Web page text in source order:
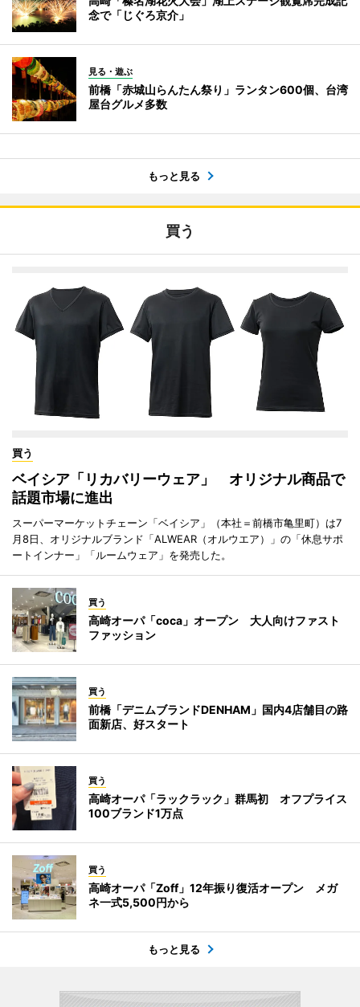
念で「じぐろ京介」
見る・遊ぶ
前橋「赤城山らんたん祭り」ランタン600個、台湾
屋台グルメ多数
もっと見る
買う
買う
ベイシア「リカバリーウェア」 オリジナル商品で
話題市場に進出
スーパーマーケットチェーン「ベイシア」（本社＝前橋市亀里町）は7
月8日、オリジナルブランド「ALWEAR（オルウエア）」の「休息サポ
ートインナー」「ルームウェア」を発売した。
買う
高崎オーパ「coca」オープン 大人向けファスト
ファッション
買う
前橋「デニムブランドDENHAM」国内4店舗目の路
面新店、好スタート
買う
高崎オーパ「ラックラック」群馬初 オフプライス
100ブランド1万点
買う
高崎オーパ「Zoff」12年振り復活オープン メガ
ネ一式5,500円から
もっと見る